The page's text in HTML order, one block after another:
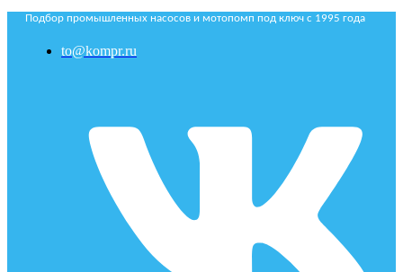
Подбор промышленных насосов и мотопомп под ключ с 1995 года
to@kompr.ru